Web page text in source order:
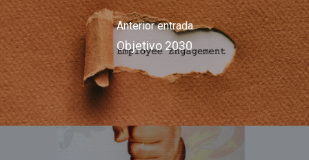
Anterior entrada
Objetivo 2030